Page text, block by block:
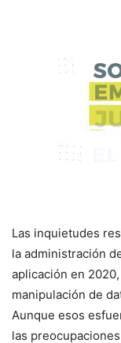
Las inquietudes
la administración
aplicación en
manipulación de
Aunque esos
las